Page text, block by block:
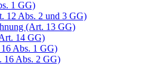
1 GG)
12 Abs. 2 und 3 GG)
(Art. 13 GG)
14 GG)
Abs. 1 GG)
16 Abs. 2 GG)